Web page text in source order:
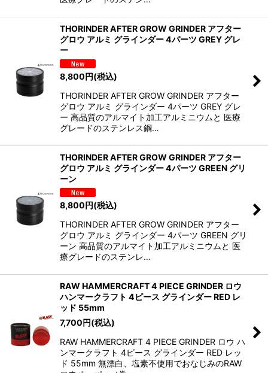
THORINDER AFTER GROW GRINDER アフター
グロウ アルミ グラインダー 4パーツ GREY グレ
ー
8,800円(税込)
THORINDER AFTER GROW GRINDER アフター
グロウ アルミ グラインダー 4パーツ GREY グレ
ー 高品質のアルマイト加工アルミニウムと 医療
グレードのステンレス鋼…
THORINDER AFTER GROW GRINDER アフター
グロウ アルミ グラインダー 4パーツ GREEN グリ
ーン
8,800円(税込)
THORINDER AFTER GROW GRINDER アフター
グロウ アルミ グラインダー 4パーツ GREEN グリ
ーン 高品質のアルマイト加工アルミニウムと 医
療グレードのステンレ…
RAW HAMMERCRAFT 4 PIECE GRINDER ロウ
ハンマークラフト 4ピース グラインダー RED レ
ッド 55mm
7,700円(税込)
RAW HAMMERCRAFT 4 PIECE GRINDER ロウ ハ
ンマークラフト 4ピース グラインダー RED レッ
ド 55mm 無漂白、塩素不使用でおなじみのRAW